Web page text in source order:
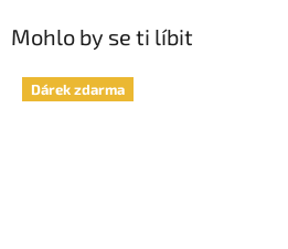
Mohlo by se ti líbit
Dárek zdarma